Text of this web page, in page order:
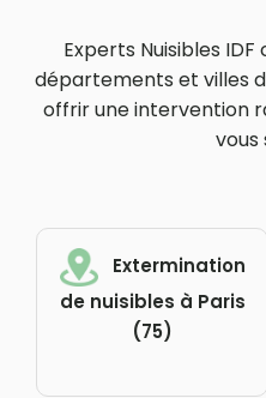
Experts Nuisibles
départements et villes
offrir une intervention
vous
Extermination
de nuisibles à Paris
(75)